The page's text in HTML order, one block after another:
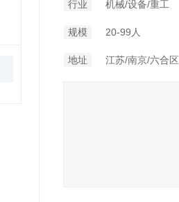
行业 机械/设备/重工
规模 20-99人
地址 江苏/南京/六合区